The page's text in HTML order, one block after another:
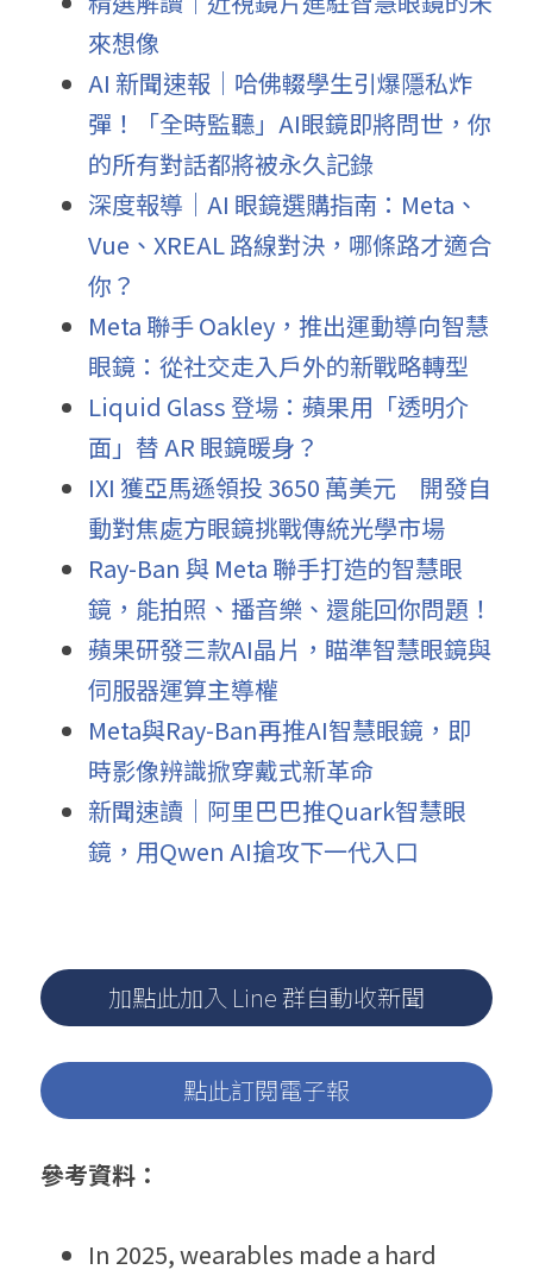
來想像
AI 新聞速報｜哈佛輟學生引爆隱私炸
彈！「全時監聽」AI眼鏡即將問世，你
的所有對話都將被永久記錄
深度報導｜AI 眼鏡選購指南：Meta、
Vue、XREAL 路線對決，哪條路才適合
你？
Meta 聯手 Oakley，推出運動導向智慧
眼鏡：從社交走入戶外的新戰略轉型
Liquid Glass 登場：蘋果用「透明介
面」替 AR 眼鏡暖身？
IXI 獲亞馬遜領投 3650 萬美元　開發自
動對焦處方眼鏡挑戰傳統光學市場
Ray-Ban 與 Meta 聯手打造的智慧眼
鏡，能拍照、播音樂、還能回你問題！
蘋果研發三款AI晶片，瞄準智慧眼鏡與
伺服器運算主導權
Meta與Ray-Ban再推AI智慧眼鏡，即
時影像辨識掀穿戴式新革命
新聞速讀｜阿里巴巴推Quark智慧眼
鏡，用Qwen AI搶攻下一代入口
加點此加入 Line 群自動收新聞
點此訂閱電子報
參考資料：
In 2025, wearables made a hard